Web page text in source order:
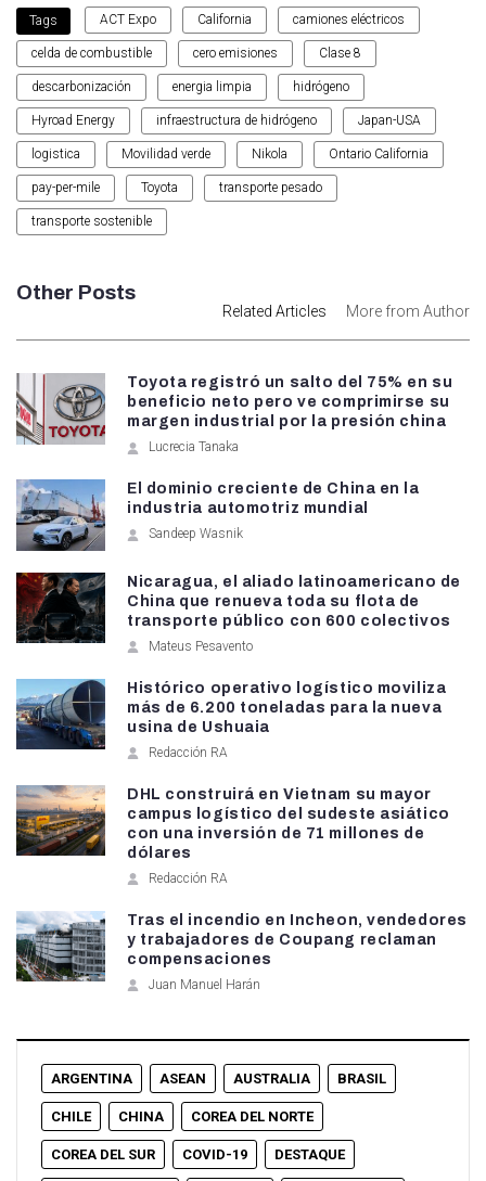
Tags ACT Expo California camiones eléctricos
celda de combustible cero emisiones Clase 8
descarbonización energia limpia hidrógeno
Hyroad Energy infraestructura de hidrógeno Japan-USA
logistica Movilidad verde Nikola Ontario California
pay-per-mile Toyota transporte pesado
transporte sostenible
Other Posts
Related Articles More from Author
Toyota registró un salto del 75% en su
beneficio neto pero ve comprimirse su
margen industrial por la presión china
Lucrecia Tanaka
El dominio creciente de China en la
industria automotriz mundial
Sandeep Wasnik
Nicaragua, el aliado latinoamericano de
China que renueva toda su flota de
transporte público con 600 colectivos
Mateus Pesavento
Histórico operativo logístico moviliza
más de 6.200 toneladas para la nueva
usina de Ushuaia
Redacción RA
DHL construirá en Vietnam su mayor
campus logístico del sudeste asiático
con una inversión de 71 millones de
dólares
Redacción RA
Tras el incendio en Incheon, vendedores
y trabajadores de Coupang reclaman
compensaciones
Juan Manuel Harán
ARGENTINA ASEAN AUSTRALIA BRASIL
CHILE CHINA COREA DEL NORTE
COREA DEL SUR COVID-19 DESTAQUE